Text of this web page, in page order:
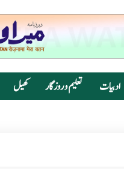
ادبیات تعلیم و روزگار کھیل